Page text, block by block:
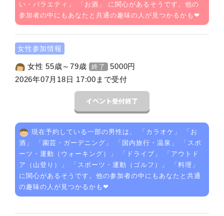
い・バラエティ 」 「 お酒 」 に関心があるそうです。他の
参加者の中にもあなたと共通の趣味の人が見つかるかも❤
女性参加情報
女性 55歳～79歳 終了 5000円
2026年07月18日 17:00まで受付
現在予約している一部の男性は、 「 カラオケ 」 「 お
酒 」 「 園芸・ガーデニング 」 「 国内旅行・温泉 」 「 スポ
ーツ・運動（ウォーキング）
」 「 ドライブ 」 「 アウトド
ア（山登り）
」 「 スポーツ・運動（ゴルフ） 」 「 料理 」
に関心があるそうです。他の参加者の中にもあなたと共通
の趣味の人が見つかるかも❤